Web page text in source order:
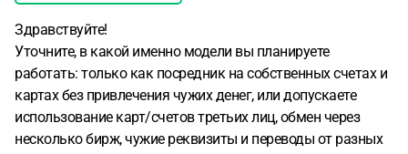
Здравствуйте!
Уточните, в какой именно модели вы планируете
работать: только как посредник на собственных счетах и
картах без привлечения чужих денег, или допускаете
использование карт/счетов третьих лиц, обмен через
несколько бирж, чужие реквизиты и переводы от разных